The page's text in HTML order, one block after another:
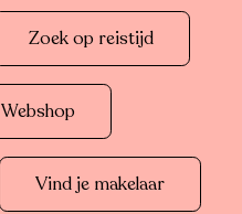
Zoek op reistijd
Webshop
Vind je makelaar